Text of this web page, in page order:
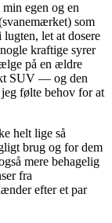
egen og en
som
let at dosere
kraftige syrer
på en ældre
SUV — og den
følte behov for at
helt lige så
brug og for dem
mere behagelig
fra
efter et par